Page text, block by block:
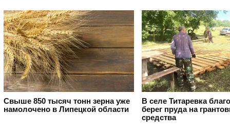
Свыше 850 тысяч тонн зерна уже
намолочено в Липецкой области
В селе Титаревка
берег пруда на
средства